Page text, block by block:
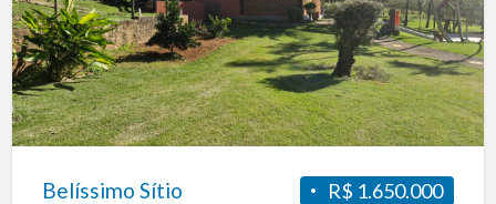
R$ 1.650.000
Belíssimo Sítio